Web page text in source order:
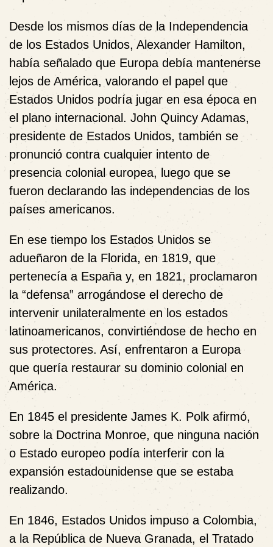
Desde los mismos días de la Independencia
de los Estados Unidos, Alexander Hamilton,
había señalado que Europa debía mantenerse
lejos de América, valorando el papel que
Estados Unidos podría jugar en esa época en
el plano internacional. John Quincy Adamas,
presidente de Estados Unidos, también se
pronunció contra cualquier intento de
presencia colonial europea, luego que se
fueron declarando las independencias de los
países americanos.
En ese tiempo los Estados Unidos se
adueñaron de la Florida, en 1819, que
pertenecía a España y, en 1821, proclamaron
la “defensa” arrogándose el derecho de
intervenir unilateralmente en los estados
latinoamericanos, convirtiéndose de hecho en
sus protectores. Así, enfrentaron a Europa
que quería restaurar su dominio colonial en
América.
En 1845 el presidente James K. Polk afirmó,
sobre la Doctrina Monroe, que ninguna nación
o Estado europeo podía interferir con la
expansión estadounidense que se estaba
realizando.
En 1846, Estados Unidos impuso a Colombia,
a la República de Nueva Granada, el Tratado